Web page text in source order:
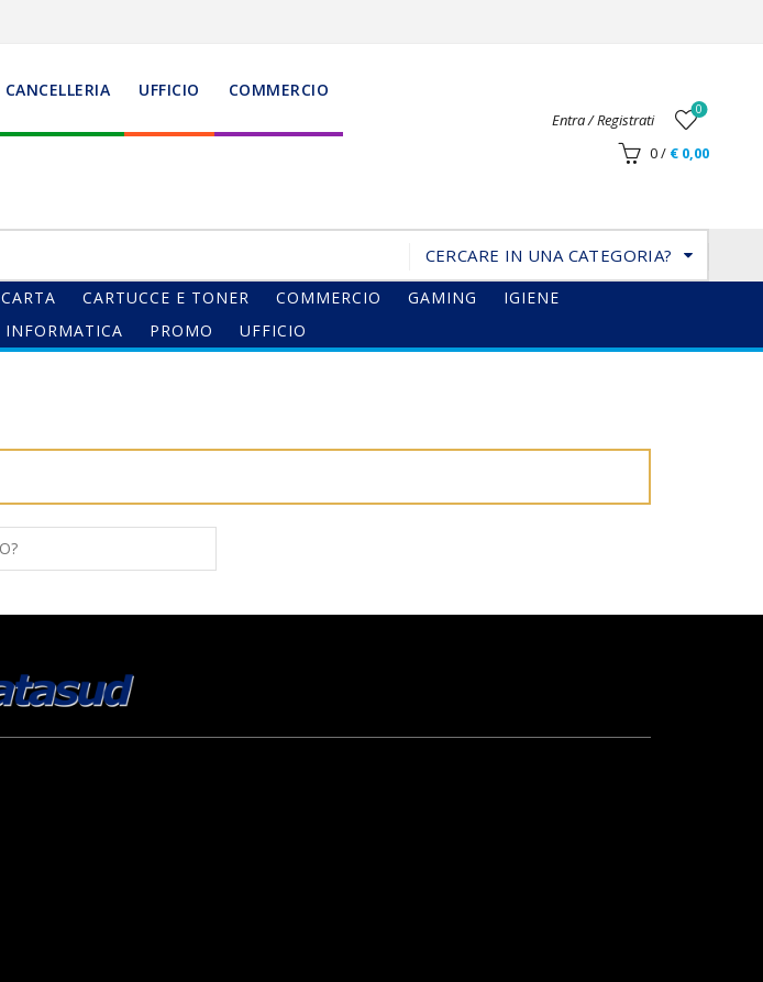
CANCELLERIA UFFICIO COMMERCIO
Entra / Registrati
0
0/ €0,00
CERCARE IN UNA CATEGORIA?
CARTA CARTUCCE E TONER COMMERCIO GAMING
IGIENE
INFORMATICA PROMO UFFICIO